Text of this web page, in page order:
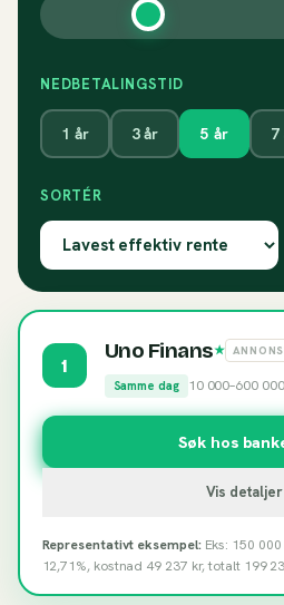
NEDBETALINGSTID
1 år 3år 5 år 7
SORTÉR
1
Uno Finans★
Samme dag 10 000–600 000
Søk hos
Vis detaljer
Representativt eksempel: Eks: 150
12,71%, kostnad 49 237 kr, totalt 199